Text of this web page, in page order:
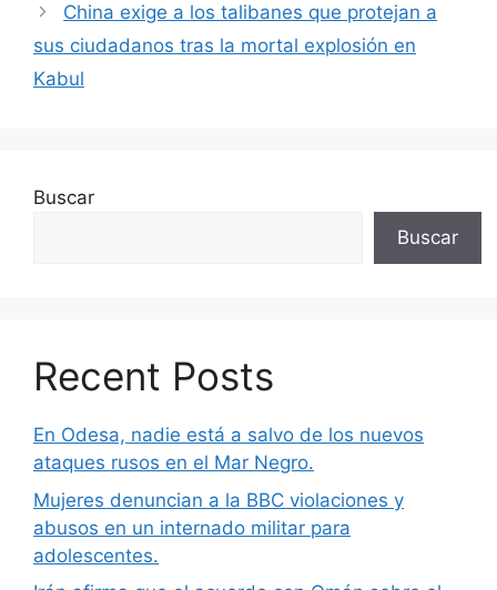
China exige a los talibanes que protejan a
sus ciudadanos tras la mortal explosión en
Kabul
Buscar
Buscar
Recent Posts
En Odesa, nadie está a salvo de los nuevos
ataques rusos en el Mar Negro.
Mujeres denuncian a la BBC violaciones y
abusos en un internado militar para
adolescentes.